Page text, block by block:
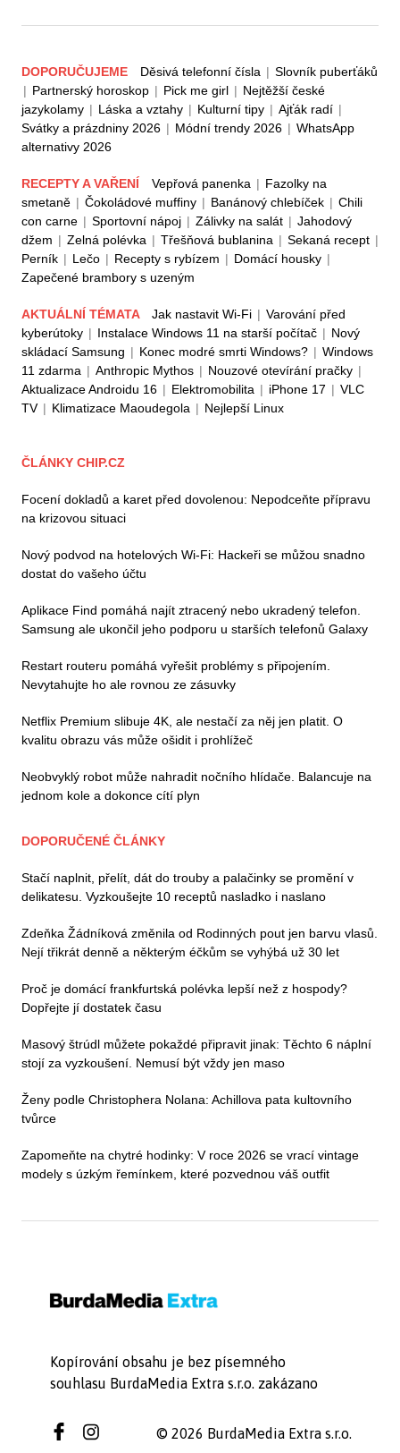
DOPORUČUJEME Děsivá telefonní čísla | Slovník puberťáků
| Partnerský horoskop | Pick me girl | Nejtěžší české
jazykolamy | Láska a vztahy | Kulturní tipy | Ajťák radí |
Svátky a prázdniny 2026 | Módní trendy 2026 | WhatsApp
alternativy 2026
RECEPTY A VAŘENÍ Vepřová panenka | Fazolky na
smetaně | Čokoládové muffiny | Banánový chlebíček | Chili
con carne | Sportovní nápoj | Zálivky na salát | Jahodový
džem | Zelná polévka | Třešňová bublanina | Sekaná recept |
Perník | Lečo | Recepty s rybízem | Domácí housky |
Zapečené brambory s uzeným
AKTUÁLNÍ TÉMATA Jak nastavit Wi-Fi | Varování před
kyberútoky | Instalace Windows 11 na starší počítač | Nový
skládací Samsung | Konec modré smrti Windows? | Windows
11 zdarma | Anthropic Mythos | Nouzové otevírání pračky |
Aktualizace Androidu 16 | Elektromobilita | iPhone 17 | VLC
TV | Klimatizace Maoudegola | Nejlepší Linux
ČLÁNKY CHIP.CZ
Focení dokladů a karet před dovolenou: Nepodceňte přípravu
na krizovou situaci
Nový podvod na hotelových Wi-Fi: Hackeři se můžou snadno
dostat do vašeho účtu
Aplikace Find pomáhá najít ztracený nebo ukradený telefon.
Samsung ale ukončil jeho podporu u starších telefonů Galaxy
Restart routeru pomáhá vyřešit problémy s připojením.
Nevytahujte ho ale rovnou ze zásuvky
Netflix Premium slibuje 4K, ale nestačí za něj jen platit. O
kvalitu obrazu vás může ošidit i prohlížeč
Neobvyklý robot může nahradit nočního hlídače. Balancuje na
jednom kole a dokonce cítí plyn
DOPORUČENÉ ČLÁNKY
Stačí naplnit, přelít, dát do trouby a palačinky se promění v
delikatesu. Vyzkoušejte 10 receptů nasladko i naslano
Zdeňka Žádníková změnila od Rodinných pout jen barvu vlasů.
Nejí třikrát denně a některým éčkům se vyhýbá už 30 let
Proč je domácí frankfurtská polévka lepší než z hospody?
Dopřejte jí dostatek času
Masový štrúdl můžete pokaždé připravit jinak: Těchto 6 náplní
stojí za vyzkoušení. Nemusí být vždy jen maso
Ženy podle Christophera Nolana: Achillova pata kultovního
tvůrce
Zapomeňte na chytré hodinky: V roce 2026 se vrací vintage
modely s úzkým řemínkem, které pozvednou váš outfit
Kopírování obsahu je bez písemného
souhlasu BurdaMedia Extra s.r.o. zakázano
© 2026 BurdaMedia Extra s.r.o.